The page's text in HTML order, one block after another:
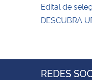
Edital de
DESCUBRA
REDES